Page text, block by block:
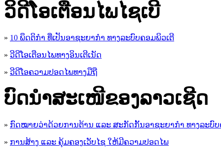
ວິດີໂອເຕືອນໄພໄຊເບີ
» 10 ພຶດຕິກໍາ ທີ່ເປັນອາຊະຍາກໍາ ທາງລະບົບຄອມພິວເຕີ
» ວີດີໂອເຕືອນໄພທາງອິນເຕີເນັດ
» ວ​ີ​ດີ​ໂອ​ຄວາມ​ປອດ​ໄພ​ທາງ​ມື​ຖື
ບົດນຳສະເໜີຂອງລາວເຊີດ
» ກົດໝາຍວ່າດ້ວຍການຕ້ານ ແລະ ສະກັດກັ້ນອາຊະຍາກຳ ທາງລະບົບ
» ການສ້າງ ແລະ ຄຸ້ມຄອງເວັບໄຊ ໃຫ້ມີຄວາມປອດໄພ